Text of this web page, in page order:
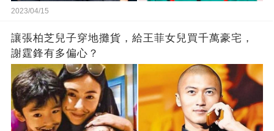
2023/04/15
讓張柏芝兒子穿地攤貨，給王菲女兒買千萬豪宅，
謝霆鋒有多偏心？